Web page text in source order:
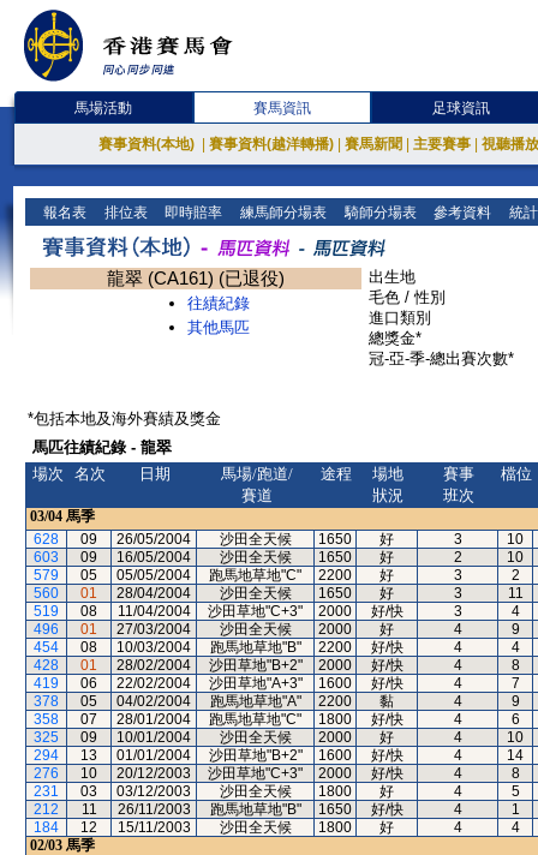
馬場活動 賽馬資訊 足球資訊
賽事資料(本地) 賽事資料(越洋轉播) 賽馬新聞 主要賽事 視聽播
報名表 排位表 即時賠率 練馬師分場表 騎師分場表 參考資料 統
龍翠 (CA161) (已退役)
往績紀錄
其他馬匹
出生地
毛色 / 性別
進口類別
總獎金*
冠-亞-季-總出賽次數*
*包括本地及海外賽績及獎金
馬匹往績紀錄 - 龍翠
場次
名次 日期
馬場/跑道/
賽道
途程
場地
狀況
賽事
班次
檔位
03/04 馬季
628
09 26/05/2004 沙田全天候 1650 好 3
10
603
09 16/05/2004 沙田全天候 1650 好 2
10
579
05 05/05/2004 跑馬地草地"C" 2200 好 3
2
560
01 28/04/2004 沙田全天候 1650 好 3
11
519
08 11/04/2004 沙田草地"C+3" 2000 好/快 3
4
496
01 27/03/2004 沙田全天候 2000 好 4
9
454
08 10/03/2004 跑馬地草地"B" 2200 好/快 4
4
428
01 28/02/2004 沙田草地"B+2" 2000 好/快 4
8
419
06 22/02/2004 沙田草地"A+3" 1600 好/快 4
7
378
05 04/02/2004 跑馬地草地"A" 2200 黏 4
9
358
07 28/01/2004 跑馬地草地"C" 1800 好/快 4
6
325
09 10/01/2004 沙田全天候 2000 好 4
10
294
13 01/01/2004 沙田草地"B+2" 1600 好/快 4
14
276
10 20/12/2003 沙田草地"C+3" 2000 好/快 4
8
231
03 03/12/2003 沙田全天候 1800 好 4
5
212
11 26/11/2003 跑馬地草地"B" 1650 好/快 4
1
184
12 15/11/2003 沙田全天候 1800 好 4
4
02/03 馬季